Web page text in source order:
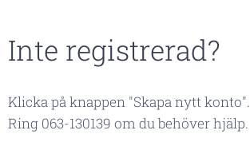
Inte registrerad?
Klicka på knappen "Skapa nytt konto".
Ring 063-130139 om du behöver hjälp.